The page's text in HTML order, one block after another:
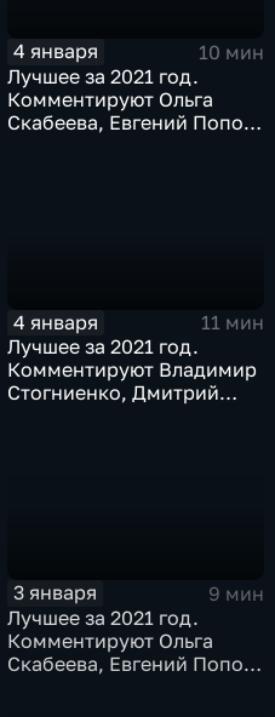
4 января
10 мин
Лучшее за 2021 год.
Комментируют Ольга
Скабеева, Евгений Попов,
4 января
11 мин
Лучшее за 2021 год.
Комментируют Владимир
Стогниенко, Дмитрий
3 января
9 мин
Лучшее за 2021 год.
Комментируют Ольга
Скабеева, Евгений Попов